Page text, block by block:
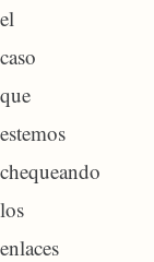
el
caso
que
estemos
chequeando
los
enlaces